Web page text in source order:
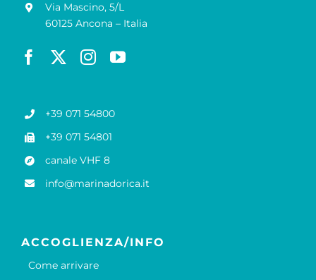
Via Mascino, 5/L
60125 Ancona – Italia
+39 071 54800
+39 071 54801
canale VHF 8
info@marinadorica.it
ACCOGLIENZA/INFO
Come arrivare